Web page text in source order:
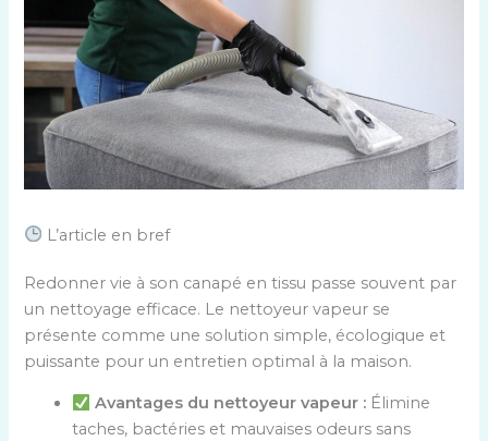
L’article en bref
Redonner vie à son canapé en tissu passe souvent par
un nettoyage efficace. Le nettoyeur vapeur se
présente comme une solution simple, écologique et
puissante pour un entretien optimal à la maison.
Avantages du nettoyeur vapeur :Élimine
taches, bactéries et mauvaises odeurs sans